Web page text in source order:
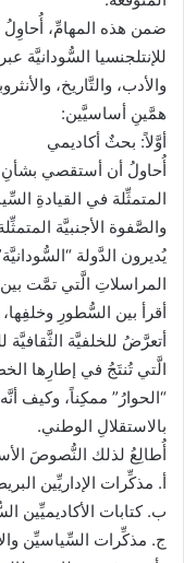
ضمن هذه المهامِّ، أُحاوِلُ
للإنتلجنسيا السُّودانيَّة
والأدب، والتَّاريخ،
همَّينِ أساسيَّين:
أوَّلاً: بحثٌ أكاديمي
أُحاولُ أن أستقصي بشأنِ
المتمثِّلة في القيادةِ
والصَّفوة الأجنبيَّة
يُديرون الدَّولة
المراسلاتِ الَّتي تمَّت
أقرأ بين السُّطورِ
أتعرَّضُ للخلفيَّة الثَّقافيَّة
الَّتي تُنتَجُ في إطارِها
“الحوارُ” ممكِناً، وكيف
بالاستقلالِ الوطني.
أُطالِعُ لذلك النُّصوصَ
أ. مذكِّرات الإداريِّين
ب. كتابات الأكاديميِّين
ج. مذكِّرات السِّياسيِّن